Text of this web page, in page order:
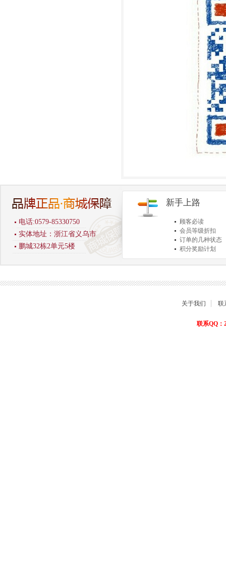
电话:0579-85330750
实体地址：浙江省义乌市
鹏城32栋2单元5楼
新手上路
顾客必读
会员等级折扣
订单的几种状态
积分奖励计划
商品退货保障
关于我们 联
联系QQ：